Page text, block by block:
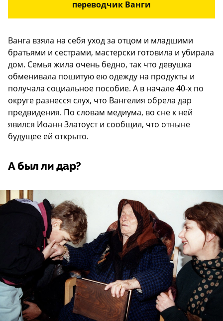
переводчик Ванги
Ванга взяла на себя уход за отцом и младшими
братьями и сестрами, мастерски готовила и убирала
дом. Семья жила очень бедно, так что девушка
обменивала пошитую ею одежду на продукты и
получала социальное пособие. А в начале 40-х по
округе разнесся слух, что Вангелия обрела дар
предвидения. По словам медиума, во сне к ней
явился Иоанн Златоуст и сообщил, что отныне
будущее ей открыто.
А был ли дар?